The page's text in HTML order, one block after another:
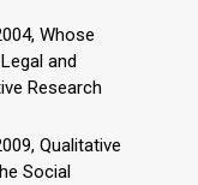
Whose
and
Research
Qualitative
Social